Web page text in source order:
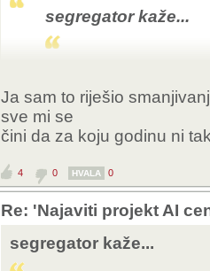
buka). U Europi i
plaćanje
Koristi li se
Ima li
lokalnom
Zaključak: Može
jakih uvjeta i
segregator kaže...
skeptike napadali
Pa dobro, mozda je mlad, vjeruje u
bio mlad. Oni su dijelili svima,
u Irskoj napravio vise nego u 20
vise sigurno radio. Ali ok. Neki
Ja sam to riješio
sve mi se
čini da za koju godinu ni
4 0 HVALA 0
Re: 'Najaviti projekt AI
segregator kaže...